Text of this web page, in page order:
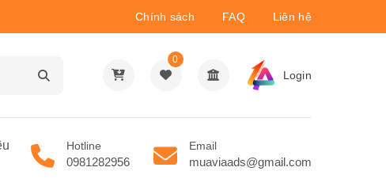
Chính sách FAQ Liên hệ
0
Login
Hotline
0981282956
Email
muaviaads@gmail.com